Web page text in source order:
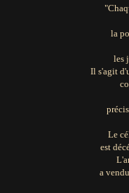
la
les
Il s'agit
Le
est
a